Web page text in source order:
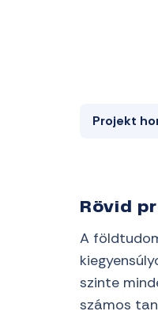
Projekt
Rövid
A
szinte
számos